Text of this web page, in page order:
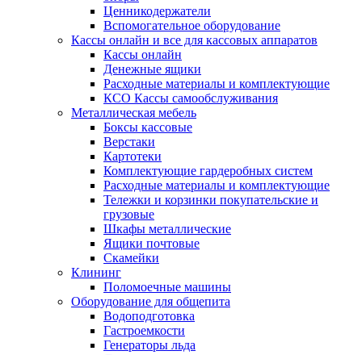
Ценникодержатели
Вспомогательное оборудование
Кассы онлайн и все для кассовых аппаратов
Кассы онлайн
Денежные ящики
Расходные материалы и комплектующие
КСО Кассы самообслуживания
Металлическая мебель
Боксы кассовые
Верстаки
Картотеки
Комплектующие гардеробных систем
Расходные материалы и комплектующие
Тележки и корзинки покупательские и
грузовые
Шкафы металлические
Ящики почтовые
Скамейки
Клининг
Поломоечные машины
Оборудование для общепита
Водоподготовка
Гастроемкости
Генераторы льда